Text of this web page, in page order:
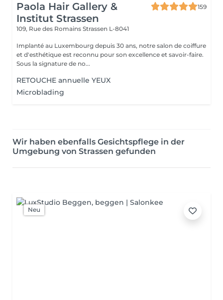
Paola Hair Gallery &
Institut Strassen
159
109, Rue des Romains Strassen L-8041
Implanté au Luxembourg depuis 30 ans, notre salon de coiffure
et d'esthétique est reconnu pour son excellence et savoir-faire.
Sous la signature de no...
RETOUCHE annuelle YEUX
Microblading
Wir haben ebenfalls Gesichtspflege in der
Umgebung von Strassen gefunden
Neu